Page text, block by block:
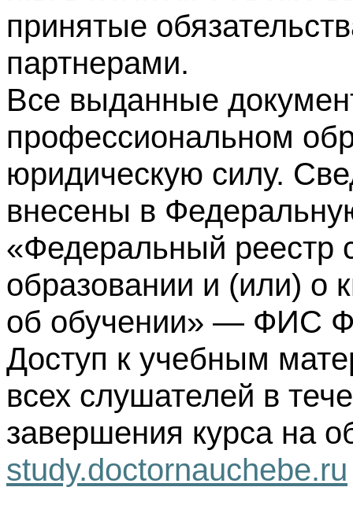
принятые
партнерами.
Все выданные
профессиональном
юридическую силу.
внесены в
«Федеральный реестр
образовании и (или) о
об обучении» — ФИС
Доступ к учебным
всех слушателей в
завершения курса на
study.doctornauchebe.ru